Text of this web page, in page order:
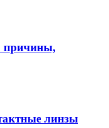
причины,
линзы